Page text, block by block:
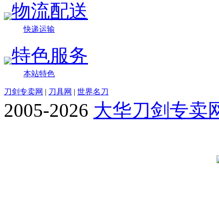
物流配送
快递运输
特色服务
本站特色
刀剑专卖网 | 刀具网 | 世界名刀
2005-2026 大华刀剑专卖